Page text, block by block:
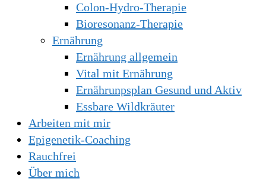
Colon-Hydro-Therapie
Bioresonanz-Therapie
Ernährung
Ernährung allgemein
Vital mit Ernährung
Ernährunpsplan Gesund und Aktiv
Essbare Wildkräuter
Arbeiten mit mir
Epigenetik-Coaching
Rauchfrei
Über mich